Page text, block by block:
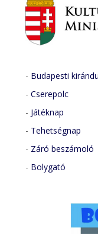
- Budapesti
-Cserepolc
- Játéknap
- Tehetségnap
- Záró beszámoló
- Bolygató